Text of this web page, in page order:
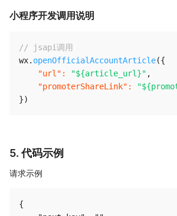
小程序开发调用说明
// jsapi调用
wx. openOfficialAccountArticle({
"url" : "${article_url}" ,
"promoterShareLink" :
})
5. 代码示例
请求示例
{